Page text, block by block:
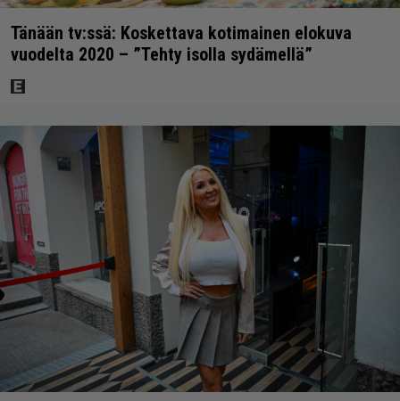
Tänään tv:ssä: Koskettava kotimainen elokuva
vuodelta 2020 – ”Tehty isolla sydämellä”